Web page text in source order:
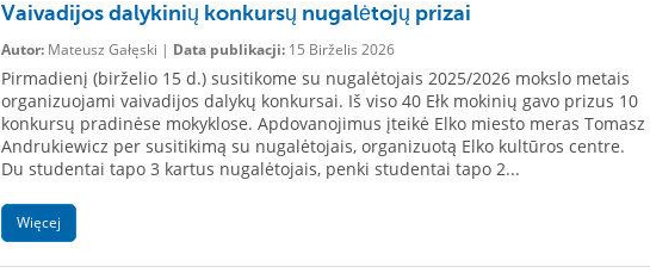
Vaivadijos dalykinių konkursų nugalėtojų prizai
Autor:Mateusz Gałęski | Data publikacji:15 Birželis 2026
Pirmadienį (birželio 15 d.) susitikome su nugalėtojais 2025/2026 mokslo metais
organizuojami vaivadijos dalykų konkursai. Iš viso 40 Ełk mokinių gavo prizus 10
konkursų pradinėse mokyklose. Apdovanojimus įteikė Elko miesto meras Tomasz
Andrukiewicz per susitikimą su nugalėtojais, organizuotą Elko kultūros centre.
Du studentai tapo 3 kartus nugalėtojais, penki studentai tapo 2...
Więcej